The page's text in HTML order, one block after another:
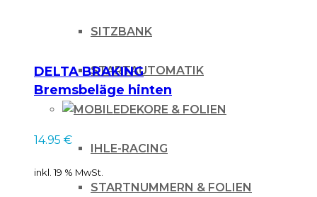
SITZBANK
STARTAUTOMATIK
DEKORE & FOLIEN
IHLE-RACING
STARTNUMMERN & FOLIEN
DELTA BRAKING
Bremsbeläge hinten
Quad Kawasaki KSF
400 Quad
14.95 €
inkl. 19 % MwSt.